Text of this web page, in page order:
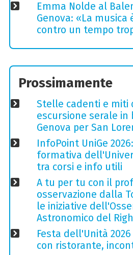
Emma Nolde al
Genova: «La musica
contro un tempo
Prossimamente
Stelle cadenti e miti
escursione serale in
Genova per San
InfoPoint UniGe
formativa
tra corsi e info utili
A tu per tu con il
osservazione dalla
le iniziative
Astronomico del
Festa dell'Unità
con ristorante,